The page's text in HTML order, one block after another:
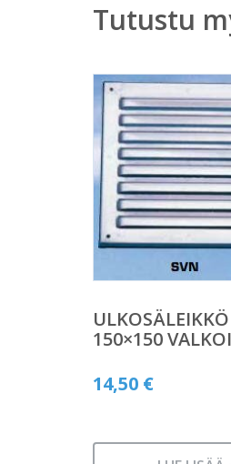
Tutustu
150×150
14,50 €